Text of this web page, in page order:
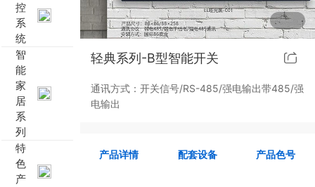
智典系列智能开关
靓典系列智能开关
睿典系列智能开关
客控系统方案3
客控系统方案4
客控系统方案5
无线开关插座
壁龛式插卡取电
控
系
统
智
能
家
居
系
列
特
色
产
轻典系列-B型智能开关
通讯方式：开关信号/RS-485/强电输出带485/强
电输出
产品详情 配套设备 产品色号